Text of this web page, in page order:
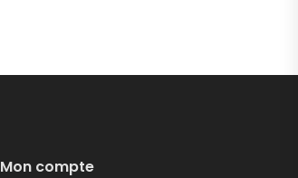
Mon compte